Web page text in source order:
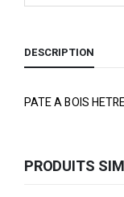
DESCRIPTION
PATE A BOIS
PRODUITS